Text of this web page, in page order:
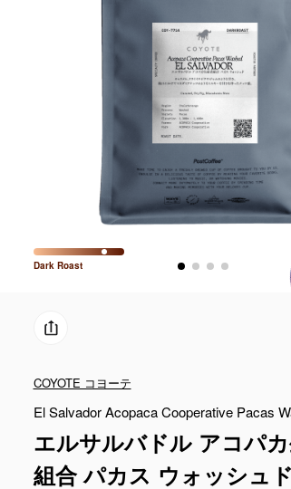
DarkRoast
COYOTE コヨーテ
El Salvador Acopaca Cooperative Pacas
エルサルバドル アコパ
組合 パカス ウォッシュド